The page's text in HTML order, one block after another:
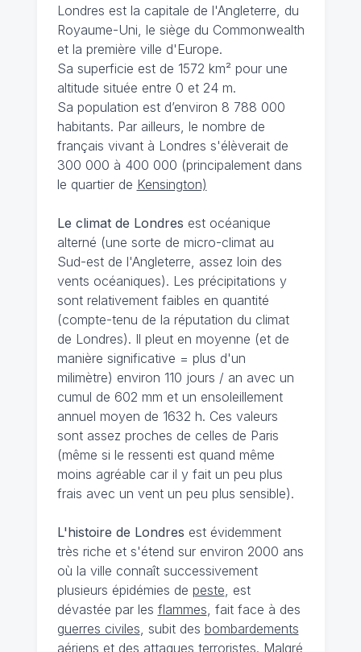
Londres est la capitale de l'Angleterre, du
Royaume-Uni, le siège du Commonwealth
et la première ville d'Europe.
Sa superficie est de 1572 km² pour une
altitude située entre 0 et 24 m.
Sa population est d’environ 8 788 000
habitants. Par ailleurs, le nombre de
français vivant à Londres s'élèverait de
300 000 à 400 000 (principalement dans
le quartier de Kensington)
Le climat de Londres est océanique
alterné (une sorte de micro-climat au
Sud-est de l'Angleterre, assez loin des
vents océaniques). Les précipitations y
sont relativement faibles en quantité
(compte-tenu de la réputation du climat
de Londres). Il pleut en moyenne (et de
manière significative = plus d'un
milimètre) environ 110 jours / an avec un
cumul de 602 mm et un ensoleillement
annuel moyen de 1632 h. Ces valeurs
sont assez proches de celles de Paris
(même si le ressenti est quand même
moins agréable car il y fait un peu plus
frais avec un vent un peu plus sensible).
L'histoire de Londres est évidemment
très riche et s'étend sur environ 2000 ans
où la ville connaît successivement
plusieurs épidémies de peste , est
dévastée par les flammes , fait face à des
guerres civiles , subit des bombardements
aériens et des attaques terroristes. Malgré